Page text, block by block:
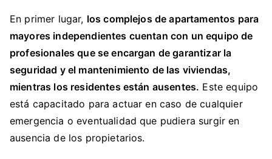
En primer lugar, los complejos de apartamentos para
mayores independientes cuentan con un equipo de
profesionales que se encargan de garantizar la
seguridad y el mantenimiento de las viviendas,
mientras los residentes están ausentes. Este equipo
está capacitado para actuar en caso de cualquier
emergencia o eventualidad que pudiera surgir en
ausencia de los propietarios.